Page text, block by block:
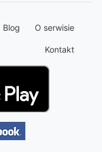
Blog O serwisie
Kontakt